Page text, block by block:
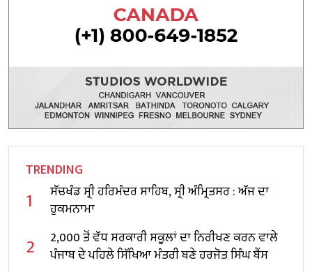
TRENDING
1
ਸੱਚਖੰਡ ਸ੍ਰੀ ਹਰਿਮੰਦਰ ਸਾਹਿਬ, ਸ੍ਰੀ ਅੰਮ੍ਰਿਤਸਰ : ਅੱਜ ਦਾ
ਹੁਕਮਨਾਮਾ
2
2,000 ਤੋਂ ਵੱਧ ਸਰਕਾਰੀ ਸਕੂਲਾਂ ਦਾ ਨਿਰੀਖਣ ਕਰਨ ਵਾਲੇ
ਪੰਜਾਬ ਦੇ ਪਹਿਲੇ ਸਿੱਖਿਆ ਮੰਤਰੀ ਬਣੇ ਹਰਜੋਤ ਸਿੰਘ ਬੈਂਸ